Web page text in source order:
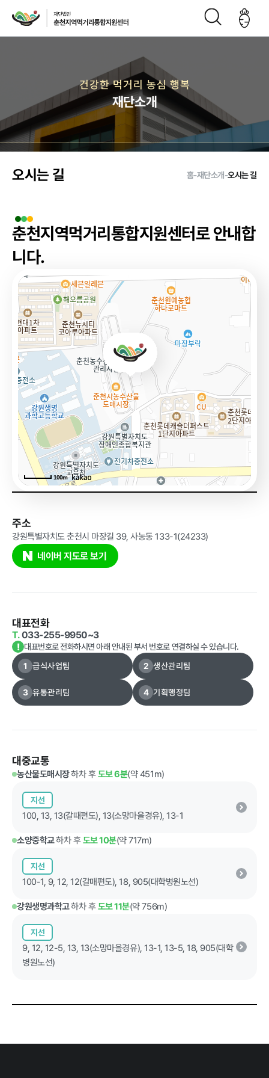
인사말 CI
재단연
재단비
전
조직구
성도
길
먹거리 거버
넌스
급식사업
급식사업
춘천관내 학
교현황
직매장 사업 생산관리
춘천관내 농
농가소식
공지사항 안전성관리
안전성검사
결과
교육안내 활동사진
경영공시
경영목표 및
운영계획
재무현황
척 현황
인건비 예산
기관장 성과
계약 달성정
과
감사결과 조
행정정보공개
계약현황 및
건강한 먹거리 농심 행복
재단소개
오시는 길 홈-재단소개-오시는 길
춘천지역먹거리통합지원센터로안내합
니다.
100m
주소
강원특별자치도 춘천시 마장길 39, 사농동 133-1(24233)
네이버 지도로 보기
대표전화
T.033-255-9950~3
! 대표번호로 전화하시면 아래 안내된 부서 번호로 연결하실 수 있습니다.
1
급식사업팀 2 생산관리팀
3 유통관리팀 4 기획행정팀
대중교통
농산물도매시장하차 후도보 6분(약 451m)
지선
100, 13, 13(갈때편도), 13(소망마을경유), 13-1
소양중학교하차 후도보 10분(약 717m)
지선
100-1, 9, 12, 12(갈매편도), 18, 905(대학병원노선)
강원생명과학고하차 후도보 11분(약 756m)
지선
9, 12, 12-5, 13, 13(소망마을경유), 13-1, 13-5, 18, 905(대학
병원노선)